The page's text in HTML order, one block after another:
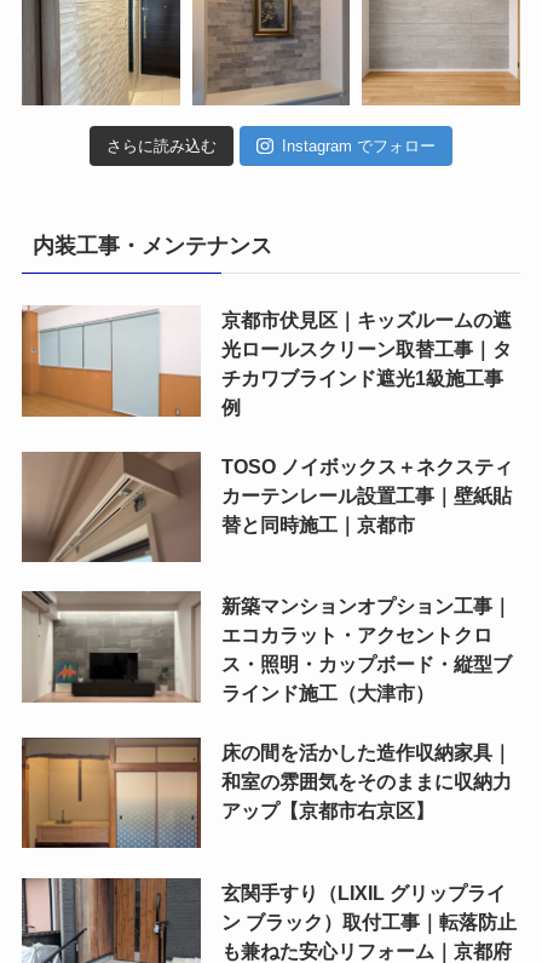
さらに読み込む Instagram でフォロー
内装工事・メンテナンス
京都市伏見区｜キッズルームの遮
光ロールスクリーン取替工事｜タ
チカワブラインド遮光1級施工事
例
TOSO ノイボックス＋ネクスティ
カーテンレール設置工事｜壁紙貼
替と同時施工｜京都市
新築マンションオプション工事｜
エコカラット・アクセントクロ
ス・照明・カップボード・縦型ブ
ラインド施工（大津市）
床の間を活かした造作収納家具｜
和室の雰囲気をそのままに収納力
アップ【京都市右京区】
玄関手すり（LIXIL グリップライ
ン ブラック）取付工事｜転落防止
も兼ねた安心リフォーム｜京都府